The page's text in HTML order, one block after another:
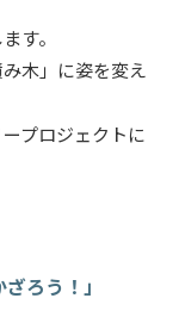
す。
木」に姿を変え
プロジェクトに
ろう！」